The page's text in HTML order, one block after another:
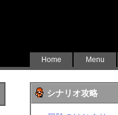
Home Menu
シナリオ攻略